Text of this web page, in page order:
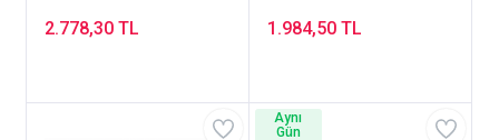
2.778,30 TL 1.984,50 TL
Aynı
Gün